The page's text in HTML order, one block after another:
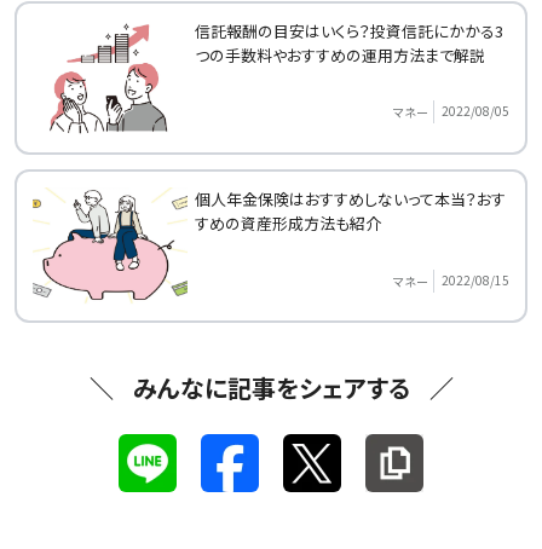
信託報酬の目安はいくら？投資信託にかかる3
つの手数料やおすすめの運用方法まで解説
マネー 2022/08/05
個人年金保険はおすすめしないって本当？おす
すめの資産形成方法も紹介
マネー 2022/08/15
みんなに記事をシェアする